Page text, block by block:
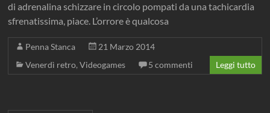
di adrenalina schizzare in circolo pompati da una tachicardia
sfrenatissima, piace. L’orrore è qualcosa
Penna Stanca
21 Marzo 2014
Venerdì retro,Videogames 5 commenti Leggi tutto